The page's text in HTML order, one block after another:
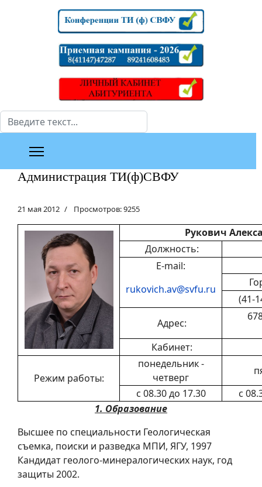
Поиск
Администрация ТИ(ф)СВФУ
21 мая 2012 Просмотров: 9255
Рукович
Должность:
E-mail:
rukovich.av@svfu.ru
(41-
Адрес:
Кабинет:
Режим работы:
понедельник -
четверг
с 08.30 до 17.30
с
1. Образование
Высшее по специальности Геологическая
съемка, поиски и разведка МПИ, ЯГУ, 1997
Кандидат геолого-минералогических наук, год
защиты 2002.